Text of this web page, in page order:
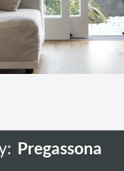
Pregassona